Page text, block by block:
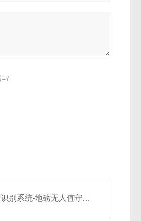
=7
别系统-地磅无人值守软件